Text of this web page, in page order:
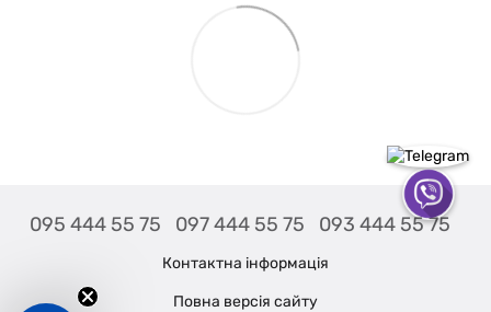
095 444 55 75 097 444 55 75 093 444 55 75
Контактна інформація
Повна версія сайту